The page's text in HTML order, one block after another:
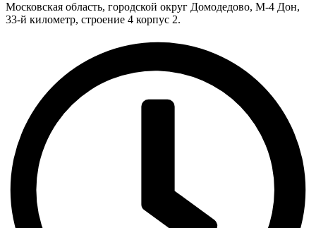
Московская область, городской округ Домодедово, М-4 Дон,
33-й километр, строение 4 корпус 2.